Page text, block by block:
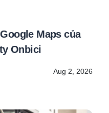
Maps của
Onbici
Aug 2, 2026